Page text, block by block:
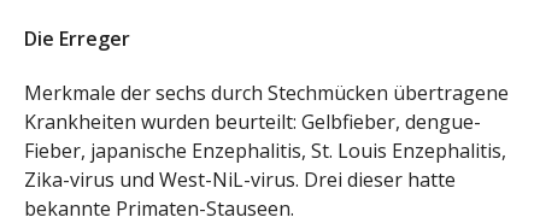
Die Erreger
Merkmale der sechs durch Stechmücken übertragene
Krankheiten wurden beurteilt: Gelbfieber, dengue-
Fieber, japanische Enzephalitis, St. Louis Enzephalitis,
Zika-virus und West-NiL-virus. Drei dieser hatte
bekannte Primaten-Stauseen.